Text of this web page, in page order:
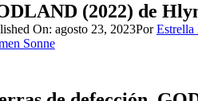
(2022) de
On: agosto 23, 2023PorEstrella
Sonne